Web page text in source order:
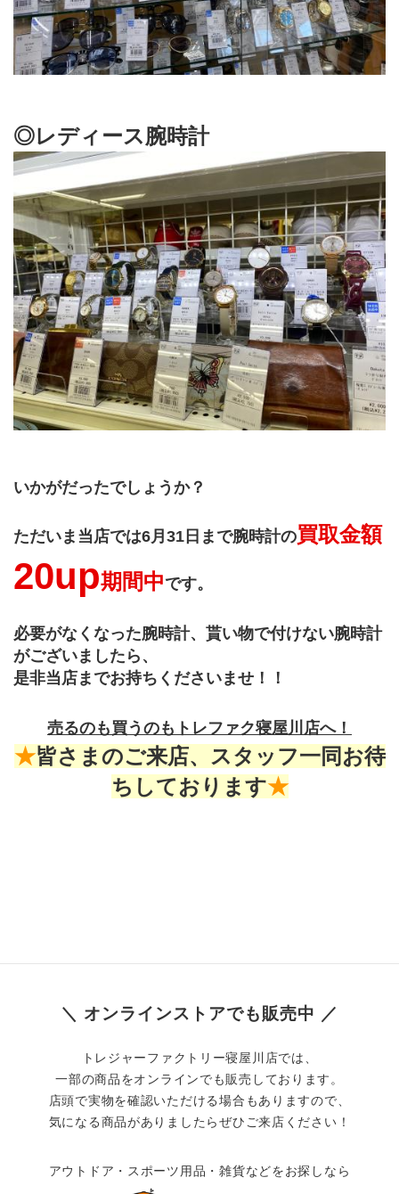
◎レディース腕時計
いかがだったでしょうか？
ただいま当店では6月31日まで腕時計の買取金額
20up期間中です。
必要がなくなった腕時計、貰い物で付けない腕時計
がございましたら、
是非当店までお持ちくださいませ！！
売るのも買うのもトレファク寝屋川店へ！
★皆さまのご来店、スタッフ一同お待
ちしております★
＼ オンラインストアでも販売中 ／
トレジャーファクトリー寝屋川店では、
一部の商品をオンラインでも販売しております。
店頭で実物を確認いただける場合もありますので、
気になる商品がありましたらぜひご来店ください！
アウトドア・スポーツ用品・雑貨などをお探しなら